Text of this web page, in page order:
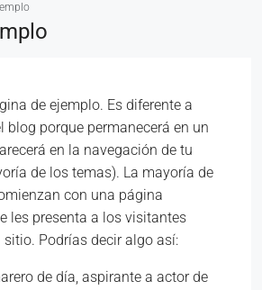
de ejemplo. Es diferente a
blog porque permanecerá en un
en la navegación de tu
de los temas). La mayoría de
con una página
les presenta a los visitantes
sitio. Podrías decir algo así:
de día, aspirante a actor de